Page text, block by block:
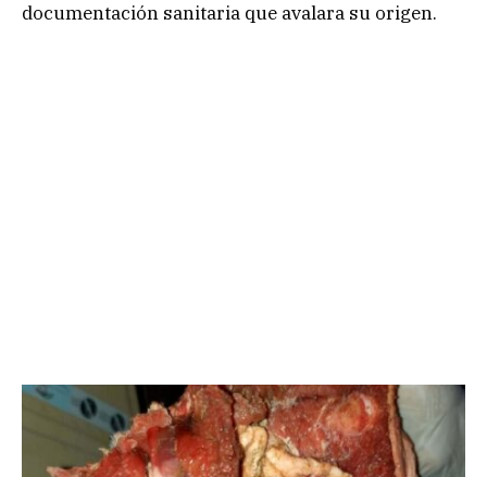
documentación sanitaria que avalara su origen.